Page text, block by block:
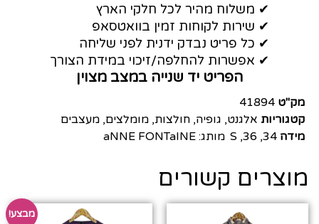
✔ משלוח מהיר לכל חלקי הארץ
✔ שירות לקוחות זמין בוואטסאפ
✔ כל פריט נבדק ידנית לפני שליחה
✔ אפשרות להחלפה/זיכוי במידת הצורך
הפריט יד שנייה במצב מצוין
מק"ט 41894
קטגוריות אלגנט, גופיה, חולצות, מומלצים, מעצבים
מידה 34
,
36
,
S מותג:aNNE FONTaINE
מוצרים קשורים
מבצע!